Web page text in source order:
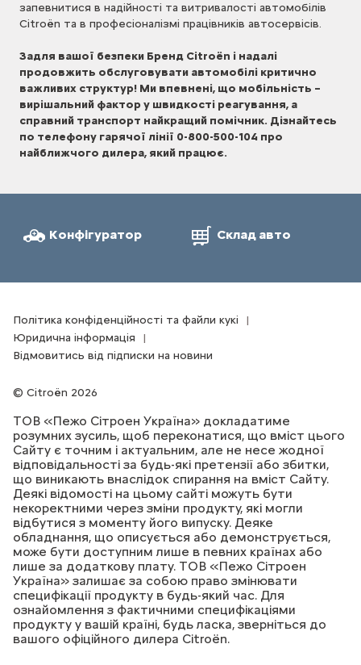
запевнитися в надійності та витривалості автомобілів
Citroёn та в професіоналізмі працівників автосервісів.
Задля вашої безпеки Бренд Citroёn і надалі
продовжить обслуговувати автомобілі критично
важливих структур! Ми впевнені, що мобільність –
вирішальний фактор у швидкості реагування, а
справний транспорт найкращий помічник. Дізнайтесь
по телефону гарячої лінії 0-800-500-104 про
найближчого дилера, який працює.
Конфігуратор Склад авто
Citroën 2026
Політика конфіденційності та файли кукі
Юридична інформація
Відмовитись від підписки на новини
ТОВ «Пежо Сітроен Україна» докладатиме
розумних зусиль, щоб переконатися, що вміст цього
Сайту є точним і актуальним, але не несе жодної
відповідальності за будь-які претензії або збитки,
що виникають внаслідок спирання на вміст Сайту.
Деякі відомості на цьому сайті можуть бути
некоректними через зміни продукту, які могли
відбутися з моменту його випуску. Деяке
обладнання, що описується або демонструється,
може бути доступним лише в певних країнах або
лише за додаткову плату. ТОВ «Пежо Сітроен
Україна» залишає за собою право змінювати
специфікації продукту в будь-який час. Для
ознайомлення з фактичними специфікаціями
продукту у вашій країні, будь ласка, зверніться до
вашого офіційного дилера Citroёn.